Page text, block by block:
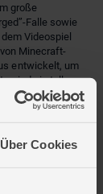
Über Cookies
große
Falle sowie
Videospiel
Minecraft-
entwickelt, um
sind ein tolles
separat erhältlich.
Sets können sich
mit einer